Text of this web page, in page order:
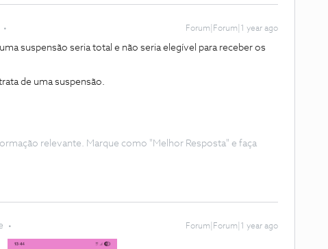
Forum|Forum|1 year ago
suspensão seria total e não seria elegível para receber os
de uma suspensão.
relevante. Marque como "Melhor Resposta" e faça
Forum|Forum|1 year ago